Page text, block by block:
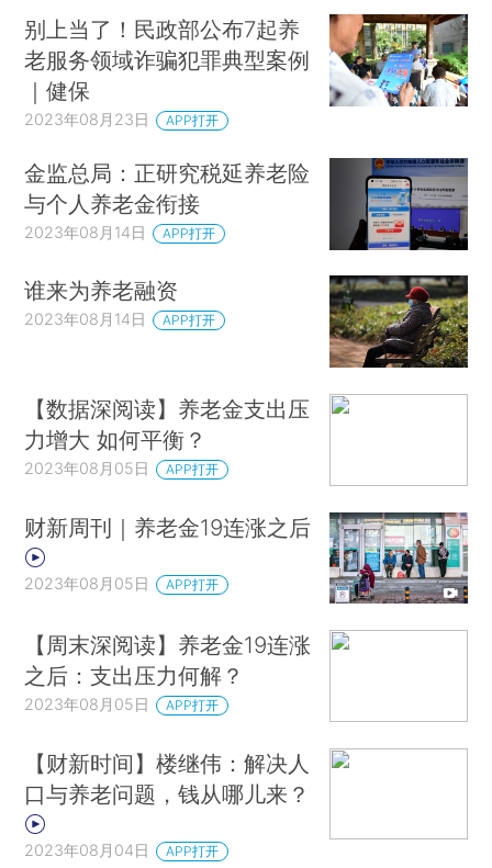
别上当了！民政部公布7起养
老服务领域诈骗犯罪典型案例
｜健保
2023年08月23日 APP打开
金监总局：正研究税延养老险
与个人养老金衔接
2023年08月14日 APP打开
谁来为养老融资
2023年08月14日 APP打开
【数据深阅读】养老金支出压
力增大 如何平衡？
2023年08月05日 APP打开
财新周刊｜养老金19连涨之后
2023年08月05日 APP打开
【周末深阅读】养老金19连涨
之后：支出压力何解？
2023年08月05日 APP打开
【财新时间】楼继伟：解决人
口与养老问题，钱从哪儿来？
2023年08月04日 APP打开